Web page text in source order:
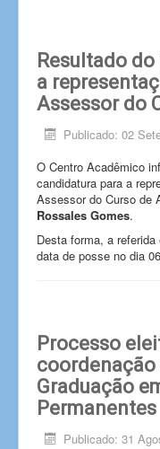
Resultado
a
Assessor do
Publicado: 02
O Centro Acadêmico
candidatura para a
Assessor do Curso de
Rossales Gomes.
Desta forma, a
data de posse no dia
Processo
coordenação
Graduação
Permanentes
Publicado: 31